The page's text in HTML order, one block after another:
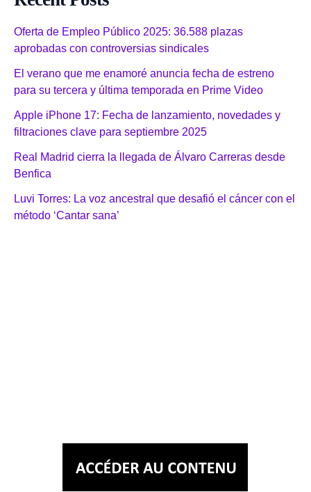
Oferta de Empleo Público 2025: 36.588 plazas
aprobadas con controversias sindicales
El verano que me enamoré anuncia fecha de estreno
para su tercera y última temporada en Prime Video
Apple iPhone 17: Fecha de lanzamiento, novedades y
filtraciones clave para septiembre 2025
Real Madrid cierra la llegada de Álvaro Carreras desde
Benfica
Luvi Torres: La voz ancestral que desafió el cáncer con el
método ‘Cantar sana’